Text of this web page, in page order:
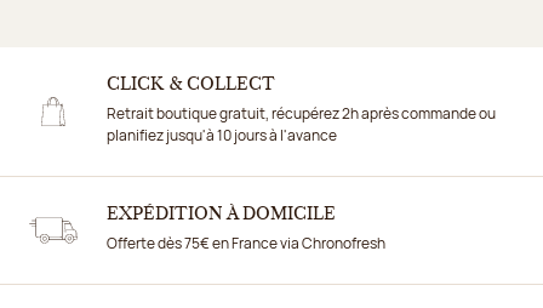
CLICK & COLLECT
Retrait boutique gratuit, récupérez 2h après commande ou
planifiez jusqu'à 10 jours à l'avance
EXPÉDITION À DOMICILE
Offerte dès 75€ en France via Chronofresh